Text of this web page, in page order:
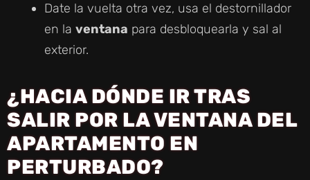
Date la vuelta otra vez, usa el destornillador
en la ventana para desbloquearla y sal al
exterior.
¿HACIA DÓNDE IR TRAS
SALIR POR LA VENTANA DEL
APARTAMENTO EN
PERTURBADO?